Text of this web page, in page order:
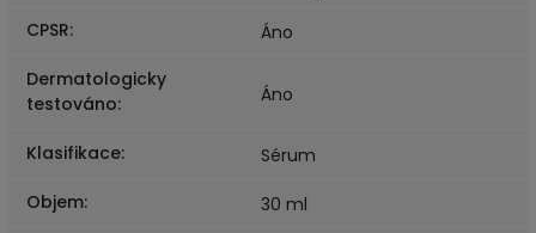
CPSR:
Áno
Dermatologicky
testováno: Áno
Klasifikace:
Sérum
Objem:
30 ml